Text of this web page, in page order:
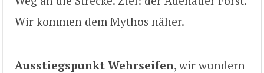
Wir kommen dem Mythos näher.
Ausstiegspunkt Wehrseifen, wir wundern